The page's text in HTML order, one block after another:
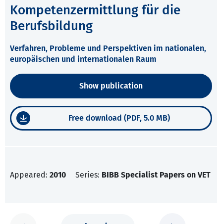
Kompetenzermittlung für die
Berufsbildung
Verfahren, Probleme und Perspektiven im nationalen,
europäischen und internationalen Raum
Show publication
Free download (PDF, 5.0 MB)
Appeared: 2010 Series: BIBB Specialist Papers on VET